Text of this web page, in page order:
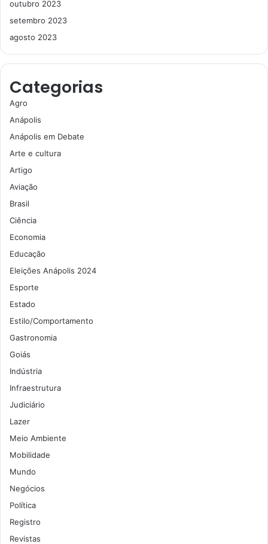
outubro 2023
setembro 2023
agosto 2023
Categorias
Agro
Anápolis
Anápolis em Debate
Arte e cultura
Artigo
Aviação
Brasil
Ciência
Economia
Educação
Eleições Anápolis 2024
Esporte
Estado
Estilo/Comportamento
Gastronomia
Goiás
Indústria
Infraestrutura
Judiciário
Lazer
Meio Ambiente
Mobilidade
Mundo
Negócios
Política
Registro
Revistas